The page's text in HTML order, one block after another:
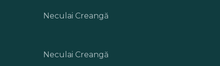
Neculai Creangă
Neculai Creangă